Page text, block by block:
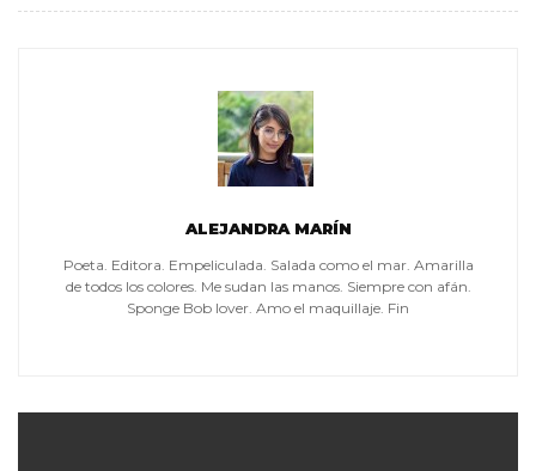
ALEJANDRA MARÍN
Poeta. Editora. Empeliculada. Salada como el mar. Amarilla
de todos los colores. Me sudan las manos. Siempre con afán.
Sponge Bob lover. Amo el maquillaje. Fin